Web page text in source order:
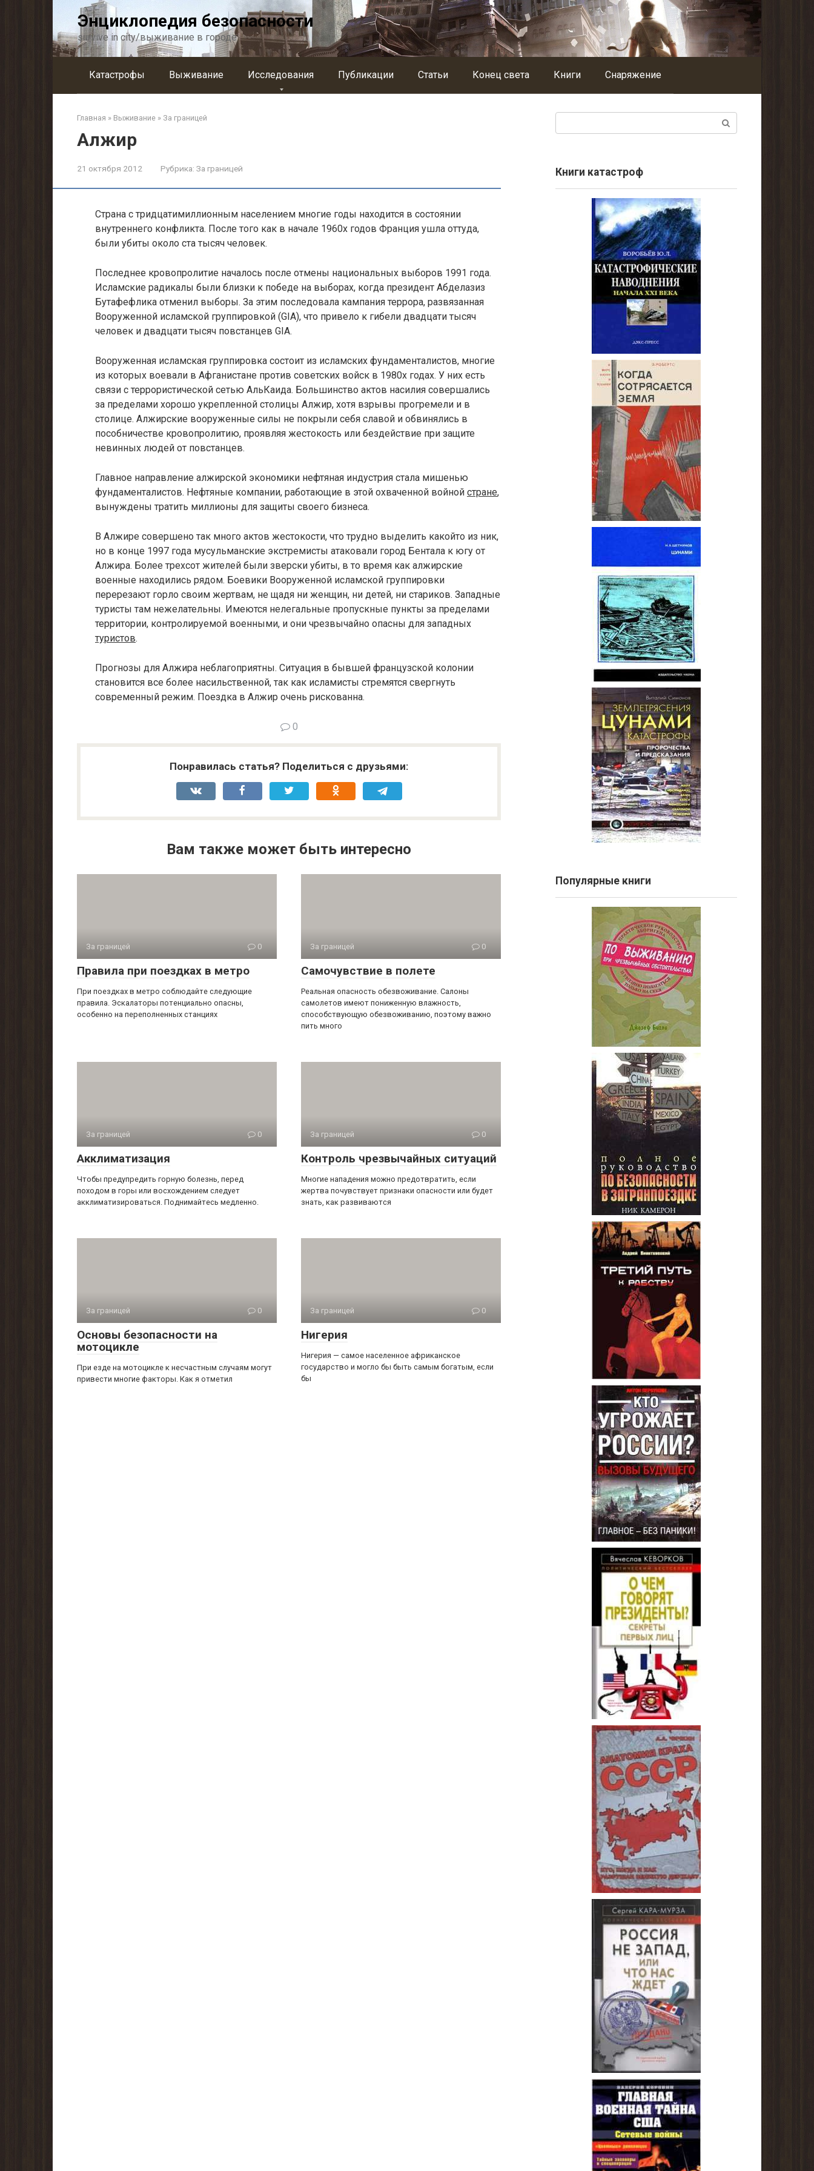
Энциклопедия безопасности
survive in city/выживание в городе
Катастрофы Выживание Исследования Публикации Статьи Конец света Книги Снаряжение
Главная » Выживание » За границей
Алжир
21 октября 2012 Рубрика: За границей
Страна с тридцатимиллионным населением многие годы находится в состоянии
внутреннего конфликта. После того как в начале 1960х годов Франция ушла оттуда,
были убиты около ста тысяч человек.
Последнее кровопролитие началось после отмены национальных выборов 1991 года.
Исламские радикалы были близки к победе на выборах, когда президент Абделазиз
Бутафефлика отменил выборы. За этим последовала кампания террора, развязанная
Вооруженной исламской группировкой (GIA), что привело к гибели двадцати тысяч
человек и двадцати тысяч повстанцев GIA.
Вооруженная исламская группировка состоит из исламских фундаменталистов, многие
из которых воевали в Афганистане против советских войск в 1980х годах. У них есть
связи с террористической сетью АльКаида. Большинство актов насилия совершались
за пределами хорошо укрепленной столицы Алжир, хотя взрывы прогремели и в
столице. Алжирские вооруженные силы не покрыли себя славой и обвинялись в
пособничестве кровопролитию, проявляя жестокость или бездействие при защите
невинных людей от повстанцев.
Главное направление алжирской экономики нефтяная индустрия стала мишенью
фундаменталистов. Нефтяные компании, работающие в этой охваченной войной стране,
вынуждены тратить миллионы для защиты своего бизнеса.
В Алжире совершено так много актов жестокости, что трудно выделить какойто из ник,
но в конце 1997 года мусульманские экстремисты атаковали город Бентала к югу от
Алжира. Более трехсот жителей были зверски убиты, в то время как алжирские
военные находились рядом. Боевики Вооруженной исламской группировки
перерезают горло своим жертвам, не щадя ни женщин, ни детей, ни стариков. Западные
туристы там нежелательны. Имеются нелегальные пропускные пункты за пределами
территории, контролируемой военными, и они чрезвычайно опасны для западных
туристов.
Прогнозы для Алжира неблагоприятны. Ситуация в бывшей французской колонии
становится все более насильственной, так как исламисты стремятся свергнуть
современный режим. Поездка в Алжир очень рискованна.
0
Понравилась статья? Поделиться с друзьями:
Вам также может быть интересно
За границей 0
Правила при поездках в метро
При поездках в метро соблюдайте следующие
правила. Эскалаторы потенциально опасны,
особенно на переполненных станциях
За границей 0
Самочувствие в полете
Реальная опасность обезвоживание. Салоны
самолетов имеют пониженную влажность,
способствующую обезвоживанию, поэтому важно
пить много
За границей 0
Акклиматизация
Чтобы предупредить горную болезнь, перед
походом в горы или восхождением следует
акклиматизироваться. Поднимайтесь медленно.
За границей 0
Контроль чрезвычайных ситуаций
Многие нападения можно предотвратить, если
жертва почувствует признаки опасности или будет
знать, как развиваются
За границей 0
Основы безопасности на
мотоцикле
При езде на мотоцикле к несчастным случаям могут
привести многие факторы. Как я отметил
За границей 0
Нигерия
Нигерия — самое населенное африканское
государство и могло бы быть самым богатым, если
бы
Книги катастроф
Популярные книги